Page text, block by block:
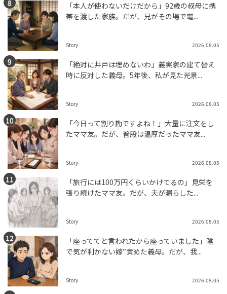
「本人が使わないだけだから」92歳の叔母に携
帯を渡した家族。だが、兄がその場で電...
Story 2026.08.05
「絶対に井戸は埋めないわ」義実家の建て替え
時に反対した義母。5年後、私が見た光景...
Story 2026.08.05
「今日って割り勘ですよね！」大量に注文をし
たママ友。だが、普段は温厚だったママ友...
Story 2026.08.05
「旅行には100万円くらいかけてるの」見栄を
張り続けたママ友。だが、夫が漏らした...
Story 2026.08.05
「座っててと言われたから座っていました」陰
で気が利かない嫁”責めた義母。だが、我...
Story 2026.08.05